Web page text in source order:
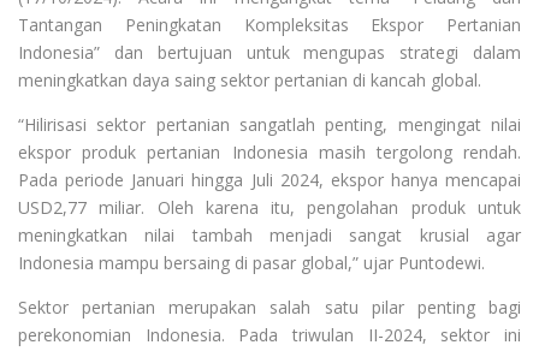
Tantangan Peningkatan Kompleksitas Ekspor Pertanian
Indonesia” dan bertujuan untuk mengupas strategi dalam
meningkatkan daya saing sektor pertanian di kancah global.
“Hilirisasi sektor pertanian sangatlah penting, mengingat nilai
ekspor produk pertanian Indonesia masih tergolong rendah.
Pada periode Januari hingga Juli 2024, ekspor hanya mencapai
USD2,77 miliar. Oleh karena itu, pengolahan produk untuk
meningkatkan nilai tambah menjadi sangat krusial agar
Indonesia mampu bersaing di pasar global,” ujar Puntodewi.
Sektor pertanian merupakan salah satu pilar penting bagi
perekonomian Indonesia. Pada triwulan II-2024, sektor ini